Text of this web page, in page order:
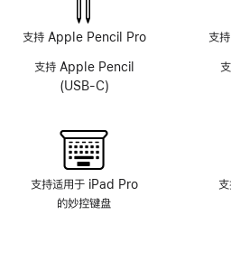
支持 Apple Pencil Pro
支持 Apple Pencil
(USB-C)
支持适用于 iPad Pro
的妙控键盘
支